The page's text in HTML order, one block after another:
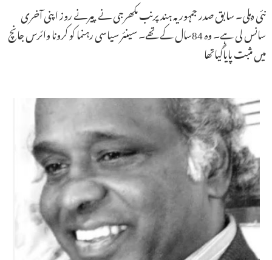
نئی دہلی۔ سابق صدر جمہوریہ ہند پرنب مکھرجی نے پیرنے روز اپنی آخری
سانس لی ہے۔ وہ 84سال کے تھے۔ سینئر سیاسی رہنما کو کرونا وائرس جانچ
میں مثبت پایاگیاتھا